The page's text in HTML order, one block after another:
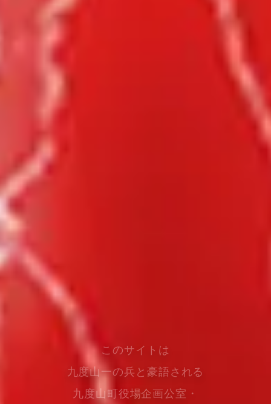
このサイトは
九度山一の兵と豪語される
九度山町役場企画公室・